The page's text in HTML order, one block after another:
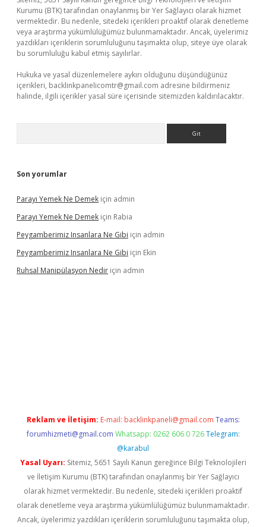
Kurumu (BTK) tarafından onaylanmış bir Yer Sağlayıcı olarak hizmet
vermektedir. Bu nedenle, sitedeki içerikleri proaktif olarak denetleme
veya araştırma yükümlülüğümüz bulunmamaktadır. Ancak, üyelerimiz
yazdıkları içeriklerin sorumluluğunu taşımakta olup, siteye üye olarak
bu sorumluluğu kabul etmiş sayılırlar.
Hukuka ve yasal düzenlemelere aykırı olduğunu düşündüğünüz
içerikleri, backlinkpanelicomtr@gmail.com adresine bildirmeniz
halinde, ilgili içerikler yasal süre içerisinde sitemizden kaldırılacaktır.
Son yorumlar
Parayı Yemek Ne Demek için admin
Parayı Yemek Ne Demek için Rabia
Peygamberimiz Insanlara Ne Gibi için admin
Peygamberimiz Insanlara Ne Gibi için Ekin
Ruhsal Manipülasyon Nedir için admin
Reklam ve İletişim: E-mail: backlinkpaneli@gmail.com Teams:
forumhizmeti@gmail.com Whatsapp: 0262 606 0 726 Telegram:
@karabul
Yasal Uyarı: Sitemiz, 5651 Sayılı Kanun gereğince Bilgi Teknolojileri
ve İletişim Kurumu (BTK) tarafından onaylanmış bir Yer Sağlayıcı
olarak hizmet vermektedir. Bu nedenle, sitedeki içerikleri proaktif
olarak denetleme veya araştırma yükümlülüğümüz bulunmamaktadır.
Ancak, üyelerimiz yazdıkları içeriklerin sorumluluğunu taşımakta olup,